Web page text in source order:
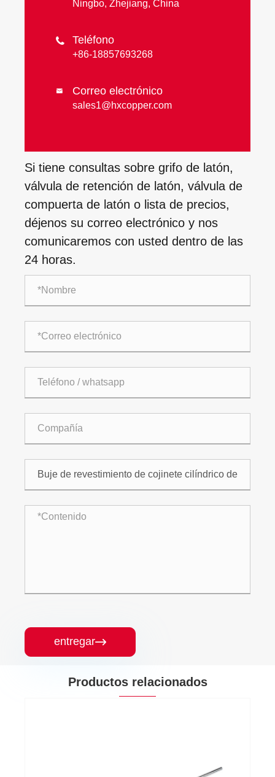
Ningbo, Zhejiang, China
 Teléfono
+86-18857693268
 Correo electrónico
sales1@hxcopper.com
Si tiene consultas sobre grifo de latón,
válvula de retención de latón, válvula de
compuerta de latón o lista de precios,
déjenos su correo electrónico y nos
comunicaremos con usted dentro de las
24 horas.
entregar
Productos relacionados